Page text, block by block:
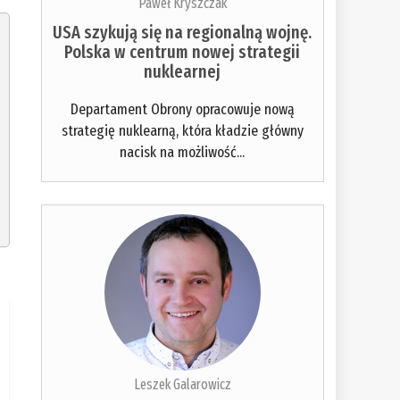
USA szykują się na regionalną wojnę.
Polska w centrum nowej strategii
nuklearnej
Departament Obrony opracowuje nową
strategię nuklearną, która kładzie główny
nacisk na możliwość...
Leszek Galarowicz